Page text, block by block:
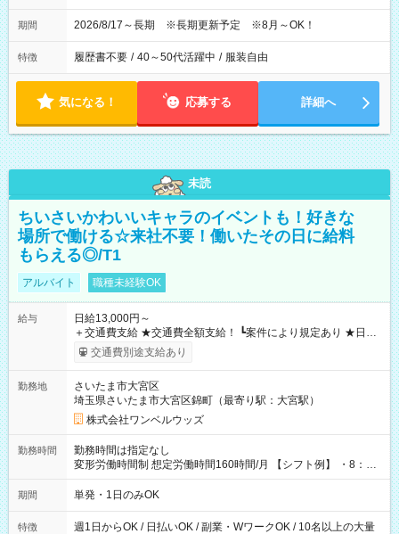
期間 2026/8/17～長期 ※長期更新予定 ※8月～OK！
特徴 履歴書不要 / 40～50代活躍中 / 服装自由
気になる！ 応募する 詳細へ
未読
ちいさいかわいいキャラのイベントも！好きな
場所で働ける☆来社不要！働いたその日に給料
もらえる◎/T1
アルバイト 職種未経験OK
給与
日給13,000円～
＋交通費支給 ★交通費全額支給！ ┗案件により規定あり ★日払
いOK！（規定あり） ┗働いたその日に現金GET♪ お仕事後はコ
ンビニATMから 日払い分を引き落とせます！ 【試用期間】試
交通費別途支給あり
勤務地
さいたま市大宮区
埼玉県さいたま市大宮区錦町（最寄り駅：大宮駅）
株式会社ワンベルウッズ
勤務時間
勤務時間は指定なし
変形労働時間制 想定労働時間160時間/月 【シフト例】 ・8：00
～21：00
期間 単発・1日のみOK
特徴
週1日からOK / 日払いOK / 副業・WワークOK / 10名以上の大量